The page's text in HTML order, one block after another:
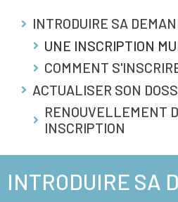
INTRODUIRE SA
UNE INSCRIPTION
COMMENT
ACTUALISER SON
RENOUVELLEMENT
INSCRIPTION
INTRODUIRE SA